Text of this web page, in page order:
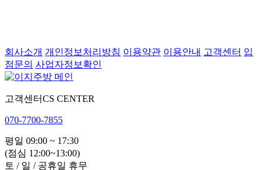
회사소개 개인정보처리방침 이용약관 이용안내 고객센터 입
점문의 사업자정보확인
고객센터CS CENTER
070-7700-7855
평일 09:00 ~ 17:30
(점심 12:00~13:00)
토 / 일 / 공휴일 휴무